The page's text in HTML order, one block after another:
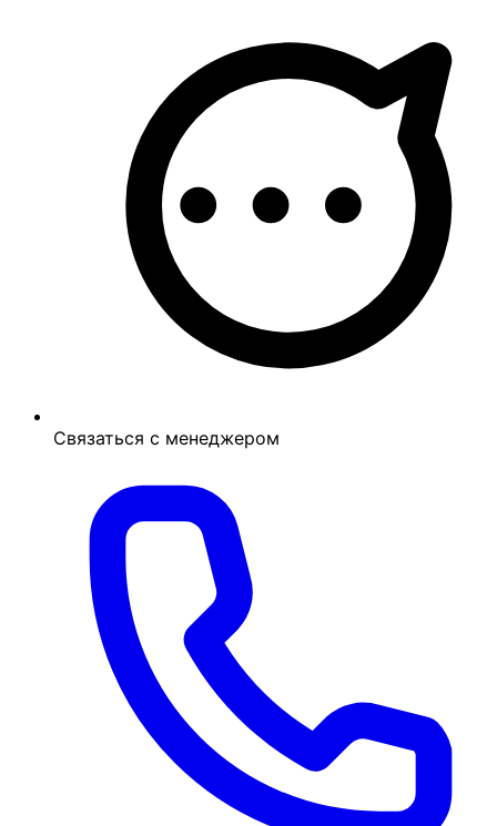
Связаться с менеджером